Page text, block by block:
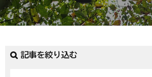
記事を絞り込む